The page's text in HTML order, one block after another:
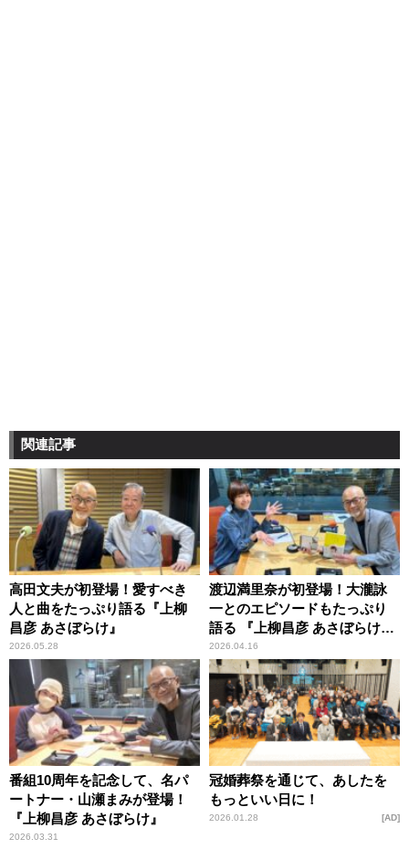
関連記事
高田文夫が初登場！愛すべき
人と曲をたっぷり語る『上柳
昌彦 あさぼらけ』
2026.05.28
渡辺満里奈が初登場！大瀧詠
一とのエピソードもたっぷり
語る 『上柳昌彦 あさぼらけ』
新企画「あの日の私、そして
今」
2026.04.16
番組10周年を記念して、名パ
ートナー・山瀬まみが登場！
『上柳昌彦 あさぼらけ』
2026.03.31
冠婚葬祭を通じて、あしたを
もっといい日に！
2026.01.28 AD